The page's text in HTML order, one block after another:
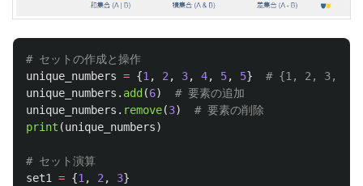
unique_numbers = {1 , 2 , 3, 4, 5, 5}
unique_numbers . add (6)
unique_numbers . remove(3)
print (unique_numbers)
set1
= {1 , 2 , 3}